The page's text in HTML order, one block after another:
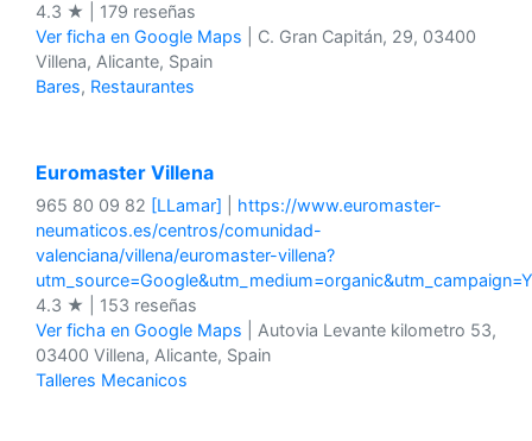
4.3 ★ | 179 reseñas
Ver ficha en Google Maps | C. Gran Capitán, 29, 03400
Villena, Alicante, Spain
Bares, Restaurantes
Euromaster Villena
965 80 09 82 [LLamar]
https://www.euromaster-
neumaticos.es/centros/comunidad-
valenciana/villena/euromaster-villena?
4.3 ★ | 153 reseñas
Ver ficha en Google Maps | Autovia Levante kilometro 53,
03400 Villena, Alicante, Spain
Talleres Mecanicos